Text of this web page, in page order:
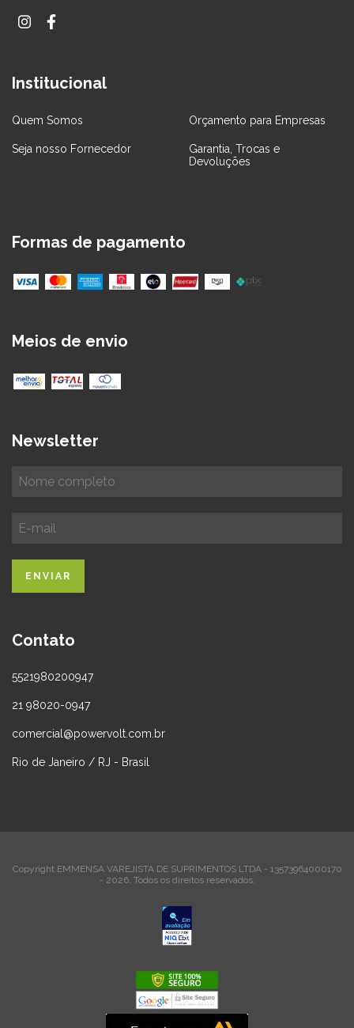
Institucional
Quem Somos Orçamento para Empresas
Seja nosso Fornecedor
Garantia, Trocas e
Devoluções
Formas de pagamento
Meios de envio
Newsletter
Contato
5521980200947
21 98020-0947
comercial@powervolt.com.br
Rio de Janeiro / RJ - Brasil
Copyright EMMENSA VAREJISTA DE SUPRIMENTOS LTDA - 13573964000170
- 2026. Todos os direitos reservados.